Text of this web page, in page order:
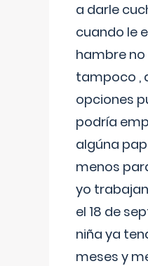
a darle
cuando le
hambre no
tampoco ,
opciones
podría
algúna
menos
yo
el 18 de
niña ya
meses y